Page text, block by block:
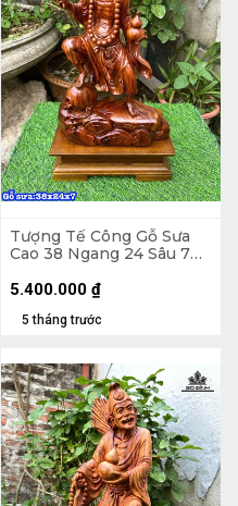
Tượng Tế Công Gỗ Sưa
Cao 38 Ngang 24 Sâu 7
5 tháng trước
5.400.000 ₫